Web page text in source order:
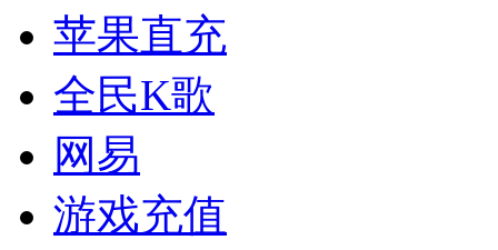
苹果直充
全民K歌
网易
游戏充值